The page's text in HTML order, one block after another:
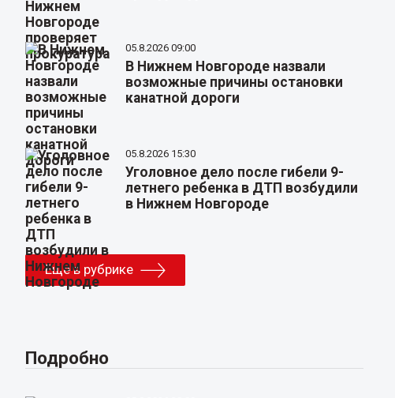
05.8.2026 09:00
В Нижнем Новгороде назвали
возможные причины остановки
канатной дороги
05.8.2026 15:30
Уголовное дело после гибели 9-
летнего ребенка в ДТП возбудили
в Нижнем Новгороде
Еще в рубрике
Подробно